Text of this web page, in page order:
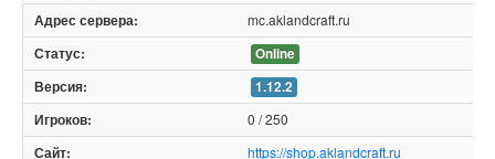
mc.aklandcraft.ru
Online
1.12.2
0 / 250
https://shop.aklandcraft.ru